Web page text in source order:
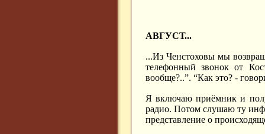
АВГУСТ...
...Из Ченстоховы мы
телефонный звонок от
вообще?..”. “Как это? -
Я включаю приёмник и
радио. Потом слушаю ту
представление о